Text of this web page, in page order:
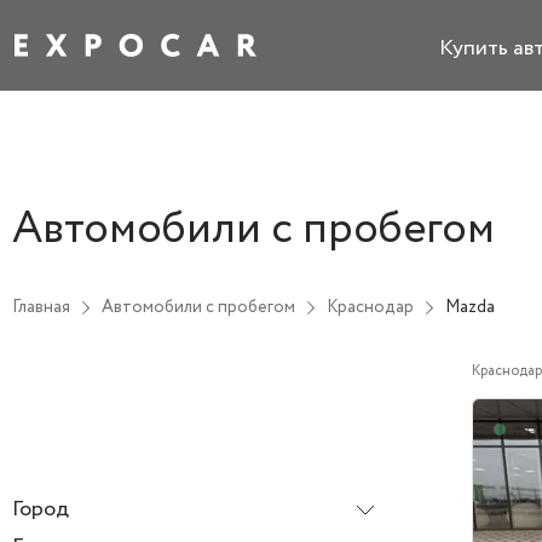
Купить
Автомобили с пробегом
Главная Автомобили с пробегом Краснодар Mazda
Город
Краснодар
В